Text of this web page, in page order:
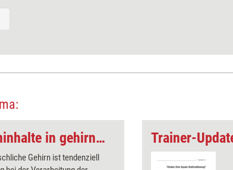
Trainer-Update: Lerninhalte in gehirngerechte Teile gliedern
Gehirn ist tendenziell